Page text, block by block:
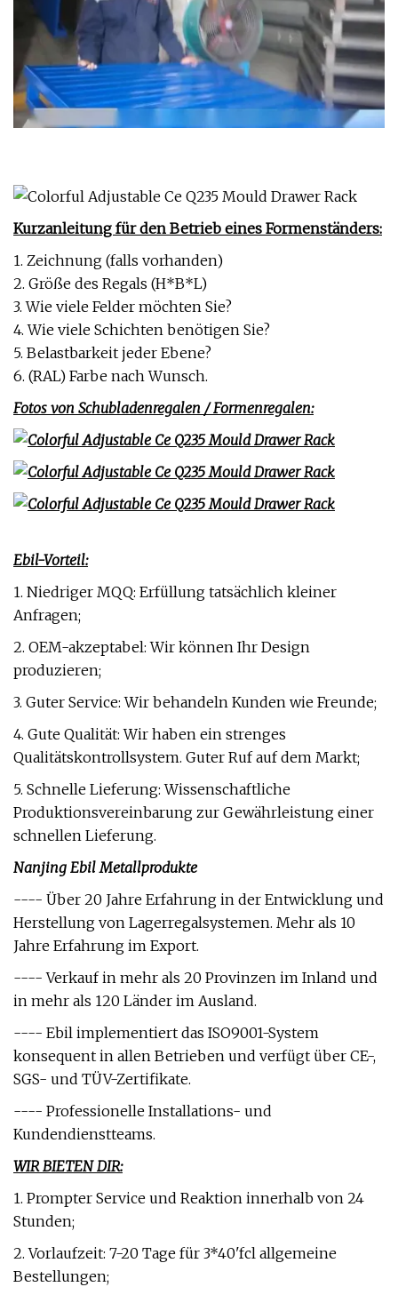
Kurzanleitung für den Betrieb eines Formenständers:
1. Zeichnung (falls vorhanden)
2. Größe des Regals (H*B*L)
3. Wie viele Felder möchten Sie?
4. Wie viele Schichten benötigen Sie?
5. Belastbarkeit jeder Ebene?
6. (RAL) Farbe nach Wunsch.
Fotos von Schubladenregalen / Formenregalen:
Ebil-Vorteil:
1. Niedriger MQQ: Erfüllung tatsächlich kleiner
Anfragen;
2. OEM-akzeptabel: Wir können Ihr Design
produzieren;
3. Guter Service: Wir behandeln Kunden wie Freunde;
4. Gute Qualität: Wir haben ein strenges
Qualitätskontrollsystem. Guter Ruf auf dem Markt;
5. Schnelle Lieferung: Wissenschaftliche
Produktionsvereinbarung zur Gewährleistung einer
schnellen Lieferung.
Nanjing Ebil Metallprodukte
---- Über 20 Jahre Erfahrung in der Entwicklung und
Herstellung von Lagerregalsystemen. Mehr als 10
Jahre Erfahrung im Export.
---- Verkauf in mehr als 20 Provinzen im Inland und
in mehr als 120 Länder im Ausland.
---- Ebil implementiert das ISO9001-System
konsequent in allen Betrieben und verfügt über CE-,
SGS- und TÜV-Zertifikate.
---- Professionelle Installations- und
Kundendienstteams.
WIR BIETEN DIR:
1. Prompter Service und Reaktion innerhalb von 24
Stunden;
2. Vorlaufzeit: 7-20 Tage für 3*40'fcl allgemeine
Bestellungen;